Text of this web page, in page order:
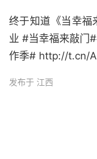
终于知道《当幸福
业 #当幸福来敲门
作季# http://t.cn/
发布于 江西